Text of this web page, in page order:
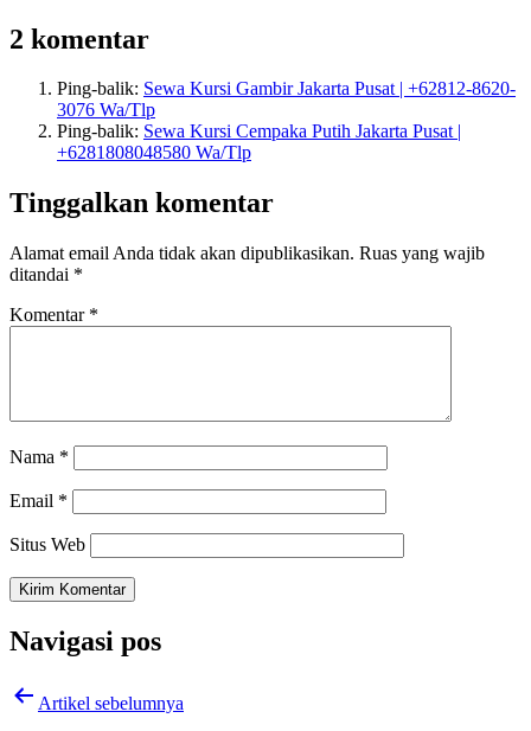
2 komentar
Ping-balik: Sewa Kursi Gambir Jakarta Pusat | +62812-8620-
3076 Wa/Tlp
Ping-balik: Sewa Kursi Cempaka Putih Jakarta Pusat |
+6281808048580 Wa/Tlp
Tinggalkan komentar
Alamat email Anda tidak akan dipublikasikan. Ruas yang wajib
ditandai *
Komentar *
Nama *
Email *
Situs Web
Navigasi pos
Artikel sebelumnya